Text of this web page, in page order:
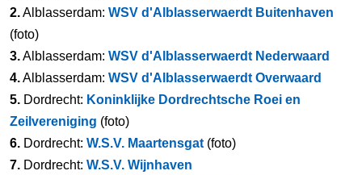
2.Alblasserdam: WSV d'Alblasserwaerdt Buitenhaven
(foto)
3.Alblasserdam: WSV d'Alblasserwaerdt Nederwaard
4.Alblasserdam: WSV d'Alblasserwaerdt Overwaard
5. Dordrecht: Koninklijke Dordrechtsche Roei en
Zeilvereniging (foto)
6. Dordrecht: W.S.V. Maartensgat (foto)
7. Dordrecht: W.S.V. Wijnhaven